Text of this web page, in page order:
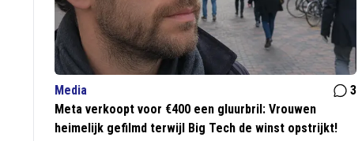
Media
3
Meta verkoopt voor €400 een gluurbril: Vrouwen
heimelijk gefilmd terwijl Big Tech de winst opstrijkt!